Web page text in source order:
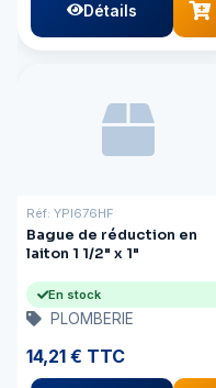
Détails
Réf: YPI676HF
Bague de réduction en
laiton 1 1/2" x 1"
En stock
PLOMBERIE
14,21 € TTC